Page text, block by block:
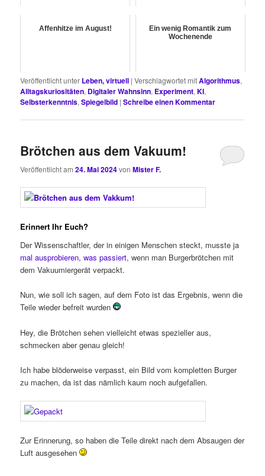
Affenhitze im August!
Ein wenig Romantik zum
Wochenende
Veröffentlicht unter Leben, virtuell |Verschlagwortet mitAlgorithmus,
Alltagskuriositäten, Digitaler Wahnsinn, Experiment,KI,
Selbsterkenntnis,Spiegelbild |Schreibe einen Kommentar
Brötchen aus dem Vakuum!
Veröffentlicht am24. Mai 2024vonMister F.
Erinnert Ihr Euch?
Der Wissenschaftler, der in einigen Menschen steckt, musste ja
mal ausprobieren, was passiert, wenn man Burgerbrötchen mit
dem Vakuumiergerät verpackt.
Nun, wie soll ich sagen, auf dem Foto ist das Ergebnis, wenn die
Teile wieder befreit wurden
Hey, die Brötchen sehen vielleicht etwas spezieller aus,
schmecken aber genau gleich!
Ich habe blöderweise verpasst, ein Bild vom kompletten Burger
zu machen, da ist das nämlich kaum noch aufgefallen.
Zur Erinnerung, so haben die Teile direkt nach dem Absaugen der
Luft ausgesehen